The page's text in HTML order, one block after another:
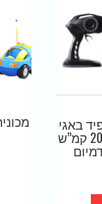
ספיד באגי
SEEK כחול טיטניום 20 קמ”ש